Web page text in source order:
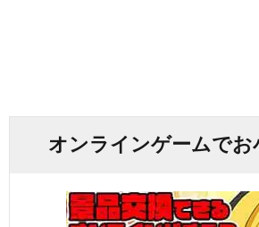
オンラインゲームでお